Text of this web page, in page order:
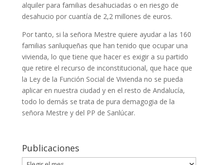
alquiler para familias desahuciadas o en riesgo de
desahucio por cuantía de 2,2 millones de euros.
Por tanto, si la señora Mestre quiere ayudar a las 160
familias sanluqueñas que han tenido que ocupar una
vivienda, lo que tiene que hacer es exigir a su partido
que retire el recurso de inconstitucional, que hace que
la Ley de la Función Social de Vivienda no se pueda
aplicar en nuestra ciudad y en el resto de Andalucía,
todo lo demás se trata de pura demagogia de la
señora Mestre y del PP de Sanlúcar.
Publicaciones
Publicaciones